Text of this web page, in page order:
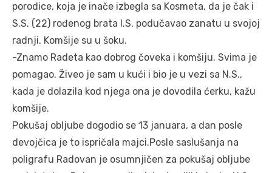
porodice, koja je inače izbegla sa Kosmeta, da je čak i
S.S. (22) rođenog brata I.S. podučavao zanatu u svojoj
radnji. Komšije su u šoku.
-Znamo Radeta kao dobrog čoveka i komšiju. Svima je
pomagao. Živeo je sam u kući i bio je u vezi sa N.S.,
kada je dolazila kod njega ona je dovodila ćerku, kažu
komšije.
Pokušaj obljube dogodio se 13 januara, a dan posle
devojčica je to ispričala majci.Posle saslušanja na
poligrafu Radovan je osumnjičen za pokušaj obljube